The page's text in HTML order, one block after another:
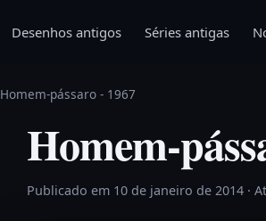
Desenhos antigos Séries antigas
Homem-pássaro - 1967
Homem-
Publicado em 10 de janeiro de 2014 ·